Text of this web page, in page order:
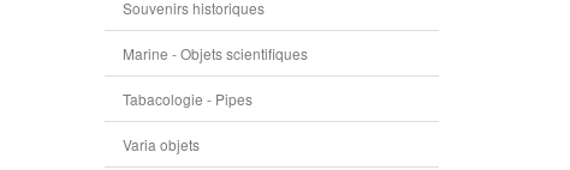
Souvenirs historiques
Marine - Objets scientifiques
Tabacologie - Pipes
Varia objets